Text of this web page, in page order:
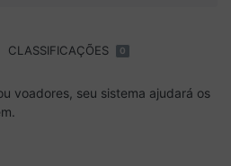
CLASSIFICAÇÕES 0
voadores, seu sistema ajudará os